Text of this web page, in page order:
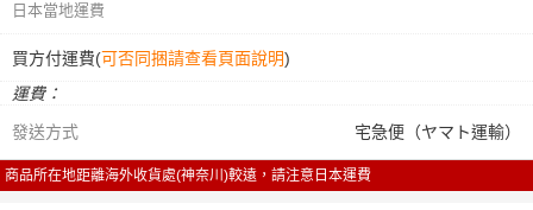
日本當地運費
買方付運費(可否同捆請查看頁面說明)
運費：
發送方式
宅急便（ヤマト運輸）
商品所在地距離海外收貨處(神奈川)較遠，請注意日本運費